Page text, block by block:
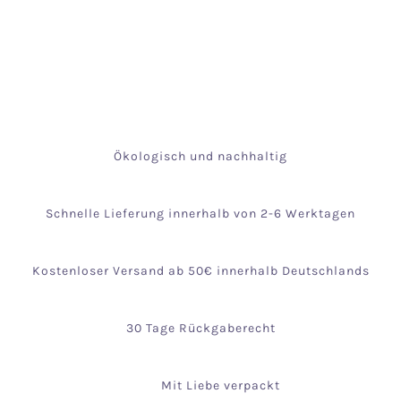
Ökologisch und nachhaltig
Schnelle Lieferung innerhalb von 2-6 Werktagen
Kostenloser Versand ab 50€ innerhalb Deutschlands
30 Tage Rückgaberecht
Mit Liebe verpackt